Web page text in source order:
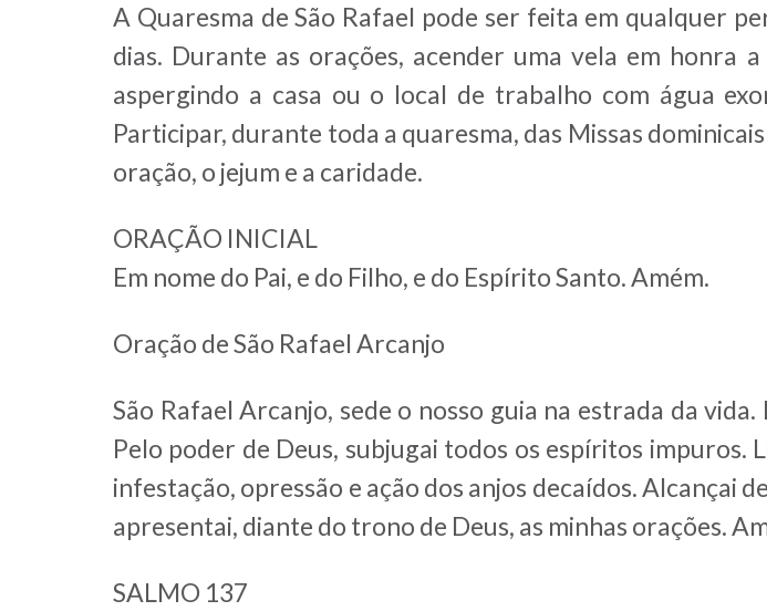
A Quaresma de São Rafael pode ser feita em qualquer
dias. Durante as orações, acender uma vela em honra
aspergindo a casa ou o local de trabalho com água
Participar, durante toda a quaresma, das Missas
oração, o jejum e a caridade.
ORAÇÃO INICIAL
Em nome do Pai, e do Filho, e do Espírito Santo. Amém.
Oração de São Rafael Arcanjo
São Rafael Arcanjo, sede o nosso guia na estrada da
Pelo poder de Deus, subjugai todos os espíritos
infestação, opressão e ação dos anjos decaídos. Alcançai
apresentai, diante do trono de Deus, as minhas orações.
SALMO 137